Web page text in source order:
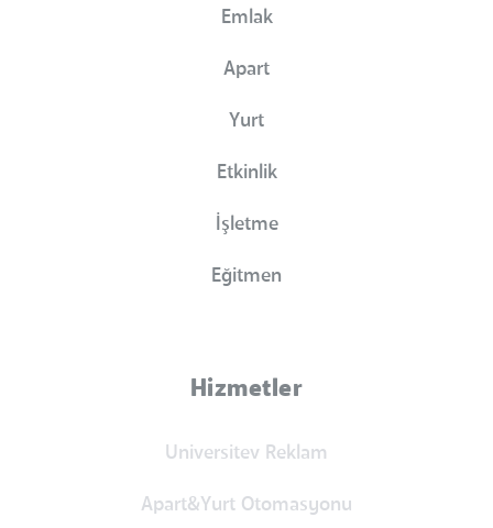
Emlak
Apart
Yurt
Etkinlik
İşletme
Eğitmen
Hizmetler
Universitev Reklam
Apart&Yurt Otomasyonu